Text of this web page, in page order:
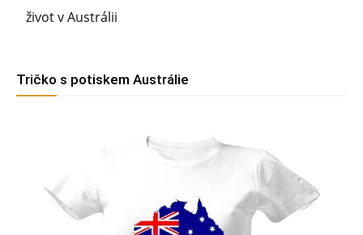
život v Austrálii
Tričko s potiskem Austrálie